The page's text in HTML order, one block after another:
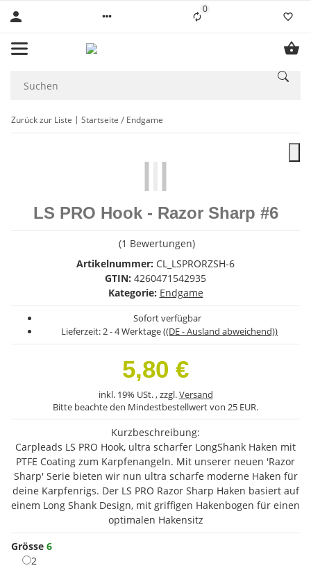
0Liste ist leer
Zurück zur Liste Startseite Endgame
LS PRO Hook - Razor Sharp #6
(1 Bewertungen)
Artikelnummer: CL_LSPRORZSH-6
GTIN: 4260471542935
Kategorie: Endgame
Sofort verfügbar
Lieferzeit:2 - 4 Werktage((DE - Ausland abweichend))
5,80 €
inkl. 19% USt. , zzgl.Versand
Bitte beachte den Mindestbestellwert von 25 EUR.
Kurzbeschreibung:
Carpleads LS PRO Hook, ultra scharfer LongShank Haken mit
PTFE Coating zum Karpfenangeln. Mit unserer neuen 'Razor
Sharp' Serie bieten wir nun ultra scharfe moderne Haken für
deine Karpfenrigs. Der LS PRO Razor Sharp Haken basiert auf
einem Long Shank Design, mit griffigen Hakenbogen für einen
optimalen Hakensitz
Grösse 6
2